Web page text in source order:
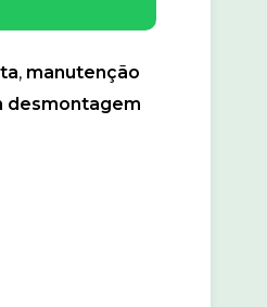
, manutenção
desmontagem